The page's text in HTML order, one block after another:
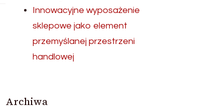
Innowacyjne wyposażenie
sklepowe jako element
przemyślanej przestrzeni
handlowej
Archiwa